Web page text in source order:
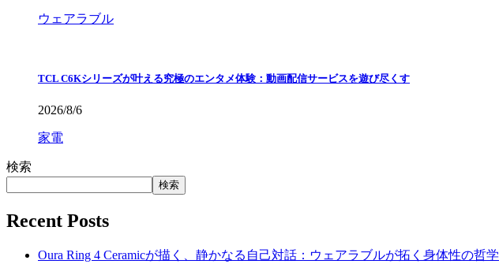
ウェアラブル
TCL C6Kシリーズが叶える究極のエンタメ体験：動画配信サービスを遊び尽くす
2026/8/6
家電
検索
検索
Recent Posts
Oura Ring 4 Ceramicが描く、静かなる自己対話：ウェアラブルが拓く身体性の哲学